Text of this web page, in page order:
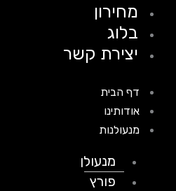
מחירון
בלוג
יצירת קשר
דף הבית
אודותינו
מנעולנות
מנעולן
פורץ